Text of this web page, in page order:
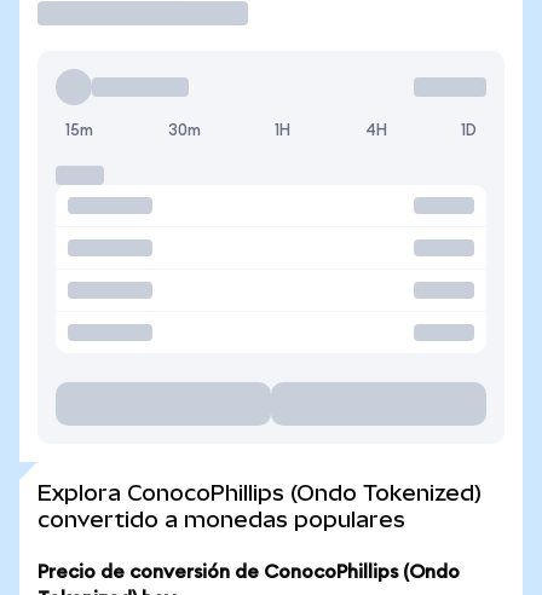
15m 30m 1H 4H 1D
Explora ConocoPhillips (Ondo Tokenized)
convertido a monedas populares
Precio de conversión de ConocoPhillips (Ondo